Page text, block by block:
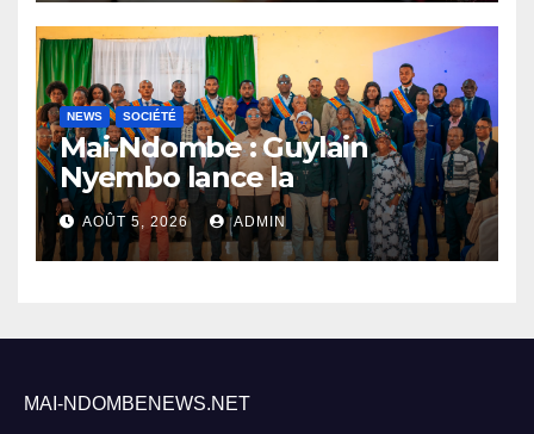
NEWS SOCIÉTÉ
Mai-Ndombe : Guylain
Nyembo lance la
sensibilisation au deuxième
recensement général à
Inongo
AOÛT 5, 2026 ADMIN
MAI-NDOMBENEWS.NET